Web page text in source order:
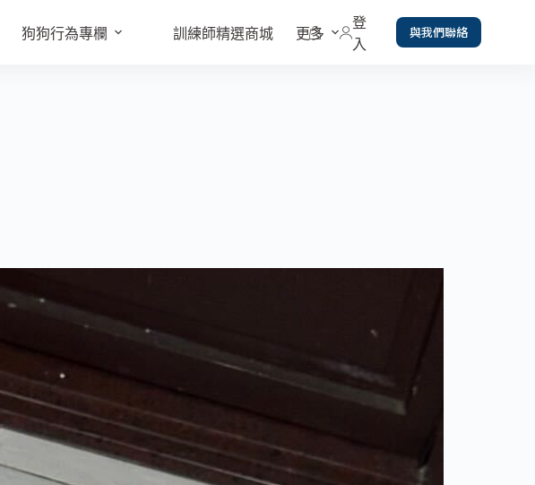
狗狗行為專欄 訓練師精選商城 更多
登
入
與我們聯絡